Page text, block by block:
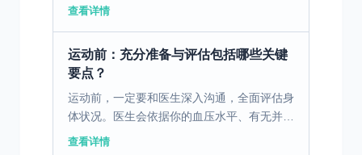
规律、暴饮暴食、压力过大等问题，让慢性胃
查看详情
运动前：充分准备与评估包括哪些关键
要点？
运动前，一定要和医生深入沟通，全面评估身
体状况。医生会依据你的血压水平、有无并发
症、身体耐受程度等，给出个性化运动建议。
查看详情